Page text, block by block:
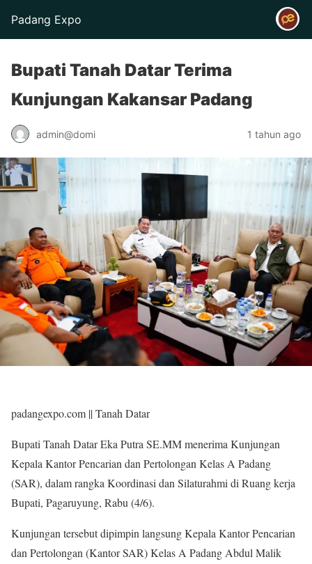
Padang Expo
Bupati Tanah Datar Terima
Kunjungan Kakansar Padang
admin@domi 1 tahun ago
padangexpo.com || Tanah Datar
Bupati Tanah Datar Eka Putra SE.MM menerima Kunjungan
Kepala Kantor Pencarian dan Pertolongan Kelas A Padang
(SAR), dalam rangka Koordinasi dan Silaturahmi di Ruang kerja
Bupati, Pagaruyung, Rabu (4/6).
Kunjungan tersebut dipimpin langsung Kepala Kantor Pencarian
dan Pertolongan (Kantor SAR) Kelas A Padang Abdul Malik